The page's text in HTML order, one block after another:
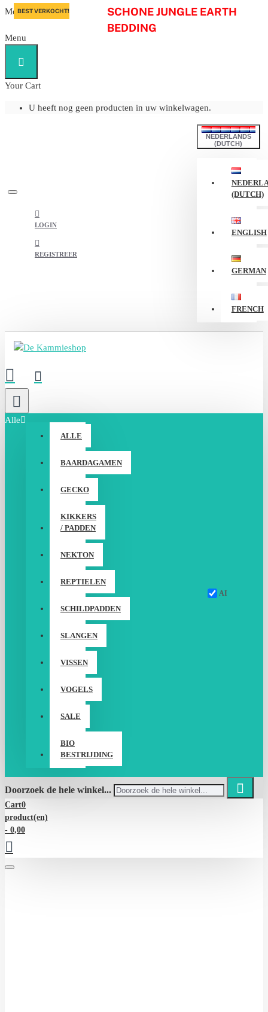
De
Kammieshop
Menu
Menu
Your Cart
U heeft nog geen producten in uw winkelwagen.
LOGIN
REGISTREER
NEDERLANDS
(DUTCH)
(DUTCH)
ENGLISH
GERMAN
FRENCH
Alle
ALLE
BAARDAGAMEN
GECKO
KIKKERS
/ PADDEN
NEKTON
REPTIELEN
SCHILDPADDEN
SLANGEN
VISSEN
VOGELS
SALE
BIO
BESTRIJDING
Doorzoek de hele winkel...
AI
Cart0
product(en)
- 0,00
BEST VERKOCHT!
SCHONE JUNGLE EARTH
BEDDING